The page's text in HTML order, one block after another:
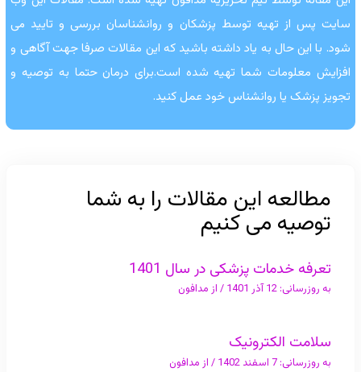
سایت پس از تهیه توسط پزشکان و روانشناسان بررسی و تایید می
شود. با این حال به یاد داشته باشید که این مقالات صرفا جهت آگاهی و
افزایش معلومات شما تهیه شده است.برای درمان حتما به توصیه و
تجویز پزشک یا روانشناس خود عمل کنید.
مطالعه این مقالات را به شما
توصیه می کنیم
تعرفه خدمات پزشکی در سال 1401
به روزرسانی: 12 آذر 1401 / از مدافون
سلامت الکترونیک
به روزرسانی: 7 اسفند 1402 / از مدافون